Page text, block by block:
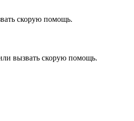
скорую помощь.
вызвать скорую помощь.